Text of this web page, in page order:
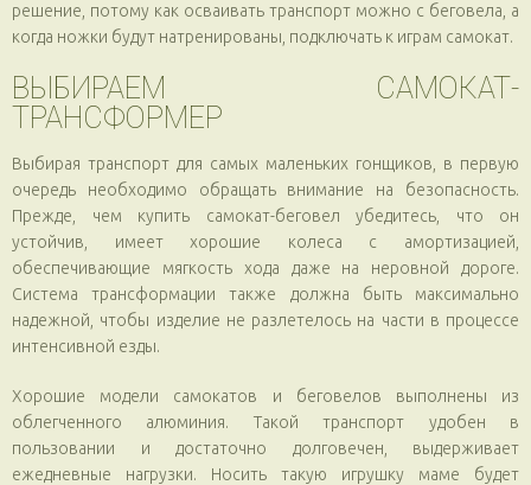
решение, потому как осваивать транспорт можно с беговела, а
когда ножки будут натренированы, подключать к играм самокат.
ВЫБИРАЕМ САМОКАТ-
ТРАНСФОРМЕР
Выбирая транспорт для самых маленьких гонщиков, в первую
очередь необходимо обращать внимание на безопасность.
Прежде, чем купить самокат-беговел убедитесь, что он
устойчив, имеет хорошие колеса с амортизацией,
обеспечивающие мягкость хода даже на неровной дороге.
Система трансформации также должна быть максимально
надежной, чтобы изделие не разлетелось на части в процессе
интенсивной езды.
Хорошие модели самокатов и беговелов выполнены из
облегченного алюминия. Такой транспорт удобен в
пользовании и достаточно долговечен, выдерживает
ежедневные нагрузки. Носить такую игрушку маме будет